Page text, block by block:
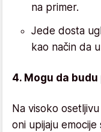
na primer.
Jede dosta
kao način da
4. Mogu da
Na visoko
oni upijaju